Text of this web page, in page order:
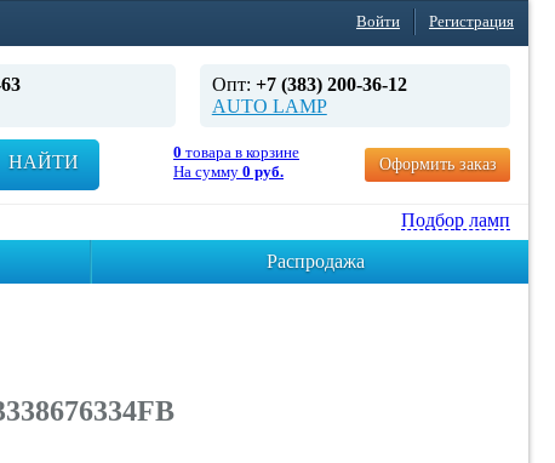
Войти Регистрация
Опт: +7 (383) 200-36-12
AUTO LAMP
НАЙТИ 0 товара в корзине
На сумму 0 руб. Оформить заказ
Подбор ламп
Распродажа